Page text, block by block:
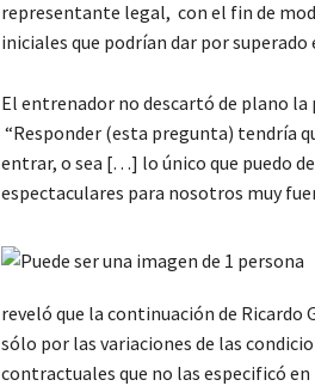
representante legal, con el fin de
iniciales que podrían dar por superado
El entrenador no descartó de plano
“Responder (esta pregunta) tendría
entrar, o sea […] lo único que puedo
espectaculares para nosotros muy
reveló que la continuación de Ricardo
sólo por las variaciones de las
contractuales que no las especificó